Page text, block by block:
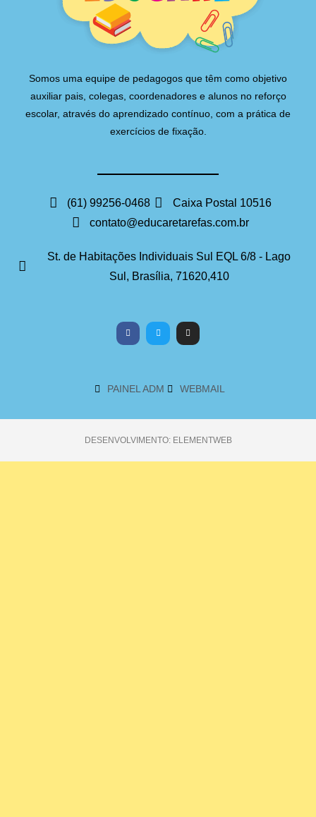
Somos uma equipe de pedagogos que têm como objetivo
auxiliar pais, colegas, coordenadores e alunos no reforço
escolar, através do aprendizado contínuo, com a prática de
exercícios de fixação.
(61) 99256-0468
Caixa Postal 10516
contato@educaretarefas.com.br
St. de Habitações Individuais Sul EQL 6/8 - Lago
Sul, Brasília, 71620,410
PAINEL ADM WEBMAIL
DESENVOLVIMENTO: ELEMENTWEB